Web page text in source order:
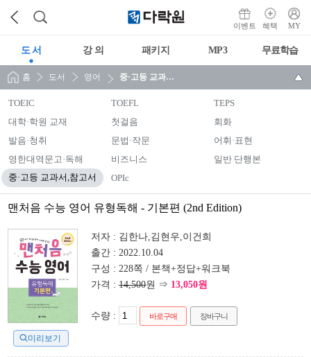
이벤트 혜택 MY
도 서 강 의 패키지 MP3 무료학습
홈 도서 영어 중·고등 교과서,참고서
TOEIC TOEFL
TEPS
대학·학원 교재
첫걸음
회화
발음·청취
문법·작문
어휘·표현
영한대역문고·독해
비즈니스 일반 단행본
중·고등 교과서,참고서 OPIc
맨처음 수능 영어 유형독해 - 기본편 (2nd Edition)
미리보기
저자 : 김한나,김현우,이건희
출간 : 2022.10.04
구성 : 228쪽 / 본책+정답+워크북
가격 : 14,500원 ⇒ 13,050원
수량 : 바로구매 장바구니